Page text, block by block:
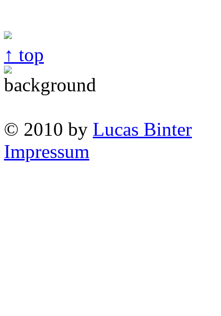
↑ top
© 2010 by Lucas Binter
Impressum